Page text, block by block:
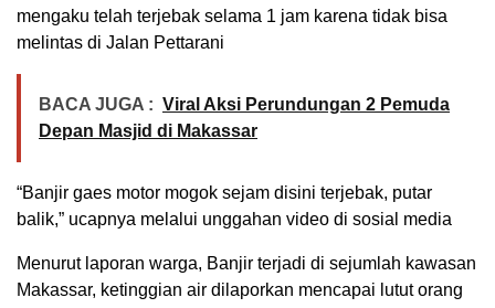
mengaku telah terjebak selama 1 jam karena tidak bisa
melintas di Jalan Pettarani
BACA JUGA : Viral Aksi Perundungan 2 Pemuda
Depan Masjid di Makassar
“Banjir gaes motor mogok sejam disini terjebak, putar
balik,” ucapnya melalui unggahan video di sosial media
Menurut laporan warga, Banjir terjadi di sejumlah kawasan
Makassar, ketinggian air dilaporkan mencapai lutut orang